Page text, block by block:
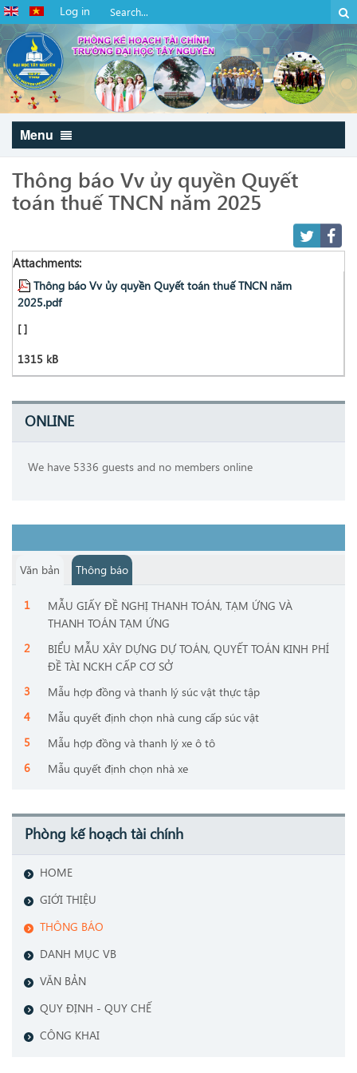
Log in
Menu
Thông báo Vv ủy quyền Quyết
toán thuế TNCN năm 2025
Attachments:
Thông báo Vv ủy quyền Quyết toán thuế TNCN năm
2025.pdf
[ ]
1315 kB
ONLINE
We have 5336 guests and no members online
Văn bản Thông báo
MẪU GIẤY ĐỀ NGHỊ THANH TOÁN, TẠM ỨNG VÀ
THANH TOÁN TẠM ỨNG
BIỂU MẪU XÂY DỰNG DỰ TOÁN, QUYẾT TOÁN KINH PHÍ
ĐỀ TÀI NCKH CẤP CƠ SỞ
Mẫu hợp đồng và thanh lý súc vật thực tập
Mẫu quyết định chọn nhà cung cấp súc vật
Mẫu hợp đồng và thanh lý xe ô tô
Mẫu quyết định chọn nhà xe
Phòng kế hoạch tài chính
HOME
GIỚI THIỆU
THÔNG BÁO
DANH MỤC VB
VĂN BẢN
QUY ĐỊNH - QUY CHẾ
CÔNG KHAI